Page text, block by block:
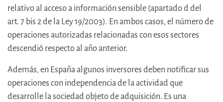
relativo al acceso a información sensible (apartado d del
art. 7 bis 2 de la Ley 19/2003). En ambos casos, el número de
operaciones autorizadas relacionadas con esos sectores
descendió respecto al año anterior.
Además, en España algunos inversores deben notificar sus
operaciones con independencia de la actividad que
desarrolle la sociedad objeto de adquisición. Es una